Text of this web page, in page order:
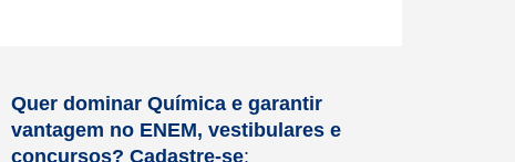
Quer dominar Química e garantir
vantagem no ENEM, vestibulares e
concursos? Cadastre-se: